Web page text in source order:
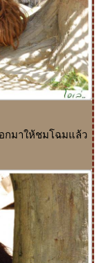
กมาให้ชมโฉมแล้ว